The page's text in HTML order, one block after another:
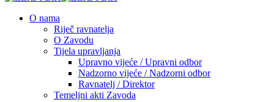
O nama
Riječ ravnatelja
O Zavodu
Tijela upravljanja
Upravno vijeće / Upravni odbor
Nadzorno vijeće / Nadzorni odbor
Ravnatelj / Direktor
Temeljni akti Zavoda